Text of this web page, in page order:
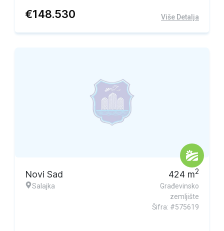
€148.530 Više Detalja
Novi Sad
Salajka
424 m2
Građevinsko
zemljište
Šifra: #575619